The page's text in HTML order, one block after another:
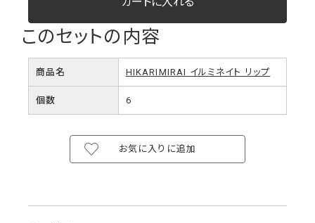
お気に入りに追加
このセットの内容
商品名 HIKARIMIRAI イルミネイト リップ
個数 6